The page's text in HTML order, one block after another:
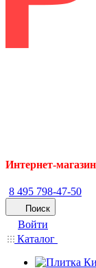
Интернет-
8 495 798-47-50
Поиск
Войти
Каталог